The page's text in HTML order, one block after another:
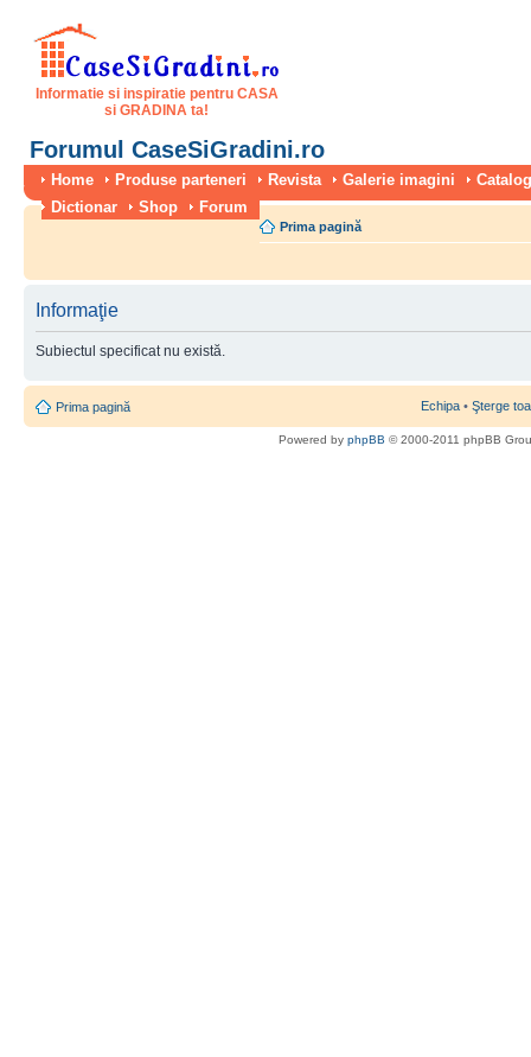
Informatie si inspiratie pentru CASA
si GRADINA ta!
Forumul CaseSiGradini.ro
Home Produse parteneri Revista Galerie imagini
Dictionar
Shop Forum
Prima pagină
Informaţie
Subiectul specificat nu există.
Prima pagină Echipa • Şterge
Powered by phpBB © 2000-2011 phpBB